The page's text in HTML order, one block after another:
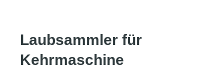
Laubsammler für
Kehrmaschine